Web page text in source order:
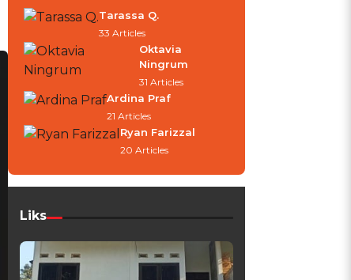
Tarassa Q.
33 Articles
Oktavia
Ningrum
31 Articles
Ardina Praf
21 Articles
Ryan Farizzal
20 Articles
Liks